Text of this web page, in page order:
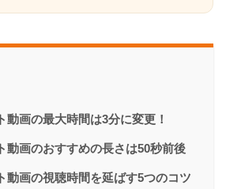
動画の最大時間は3分に変更！
動画のおすすめの長さは50秒前後
動画の視聴時間を延ばす5つのコツ